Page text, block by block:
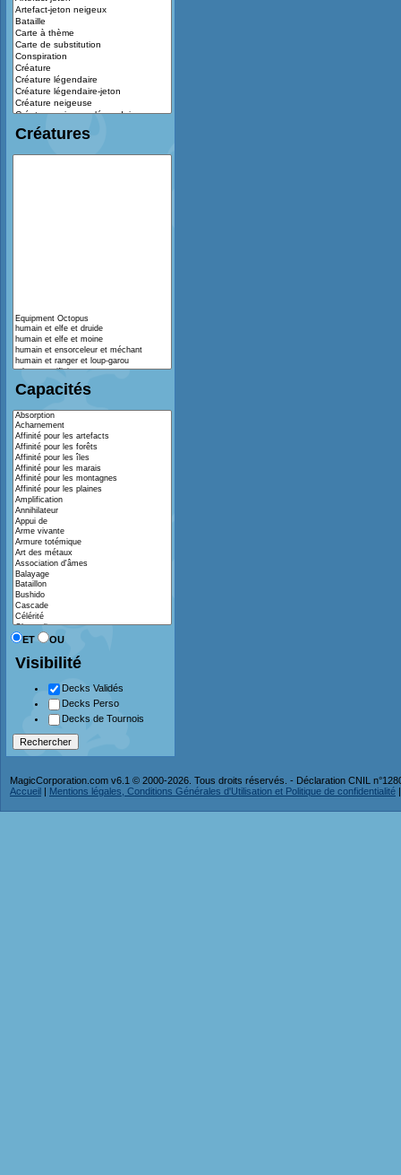
Créatures
Capacités
ET OU
Visibilité
Decks Validés
Decks Perso
Decks de Tournois
MagicCorporation.com v6.1 © 2000-2026. Tous droits réservés. - Déclaration CNIL
Accueil | Mentions légales, Conditions Générales d'Utilisation et Politique de confidentialité